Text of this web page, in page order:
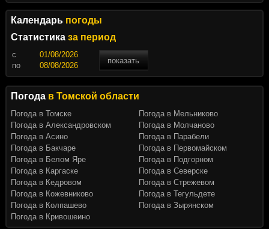
Календарь погоды
Статистика за период
c
показать
по
Погода в Томской области
Погода в Томске
Погода в Александровском
Погода в Асино
Погода в Бакчаре
Погода в Белом Яре
Погода в Каргаске
Погода в Кедровом
Погода в Кожевниково
Погода в Колпашево
Погода в Кривошеино
Погода в Мельниково
Погода в Молчаново
Погода в Парабели
Погода в Первомайском
Погода в Подгорном
Погода в Северске
Погода в Стрежевом
Погода в Тегульдете
Погода в Зырянском